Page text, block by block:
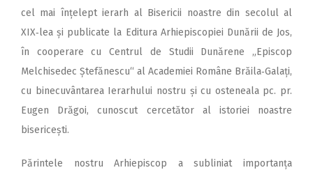
cel mai înțelept ierarh al Bisericii noastre din secolul al
XIX‑lea și publicate la Editura Arhiepiscopiei Dunării de Jos,
în cooperare cu Centrul de Studii Dunărene „Episcop
Melchisedec Ștefănescu“ al Academiei Române Brăila‑Galați,
cu binecuvântarea Ierarhului nostru și cu osteneala pc. pr.
Eugen Drăgoi, cunoscut cercetător al istoriei noastre
bisericești.
Părintele nostru Arhiepiscop a subliniat importanța